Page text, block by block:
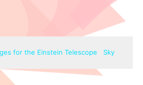
for the Einstein Telescope
Sky